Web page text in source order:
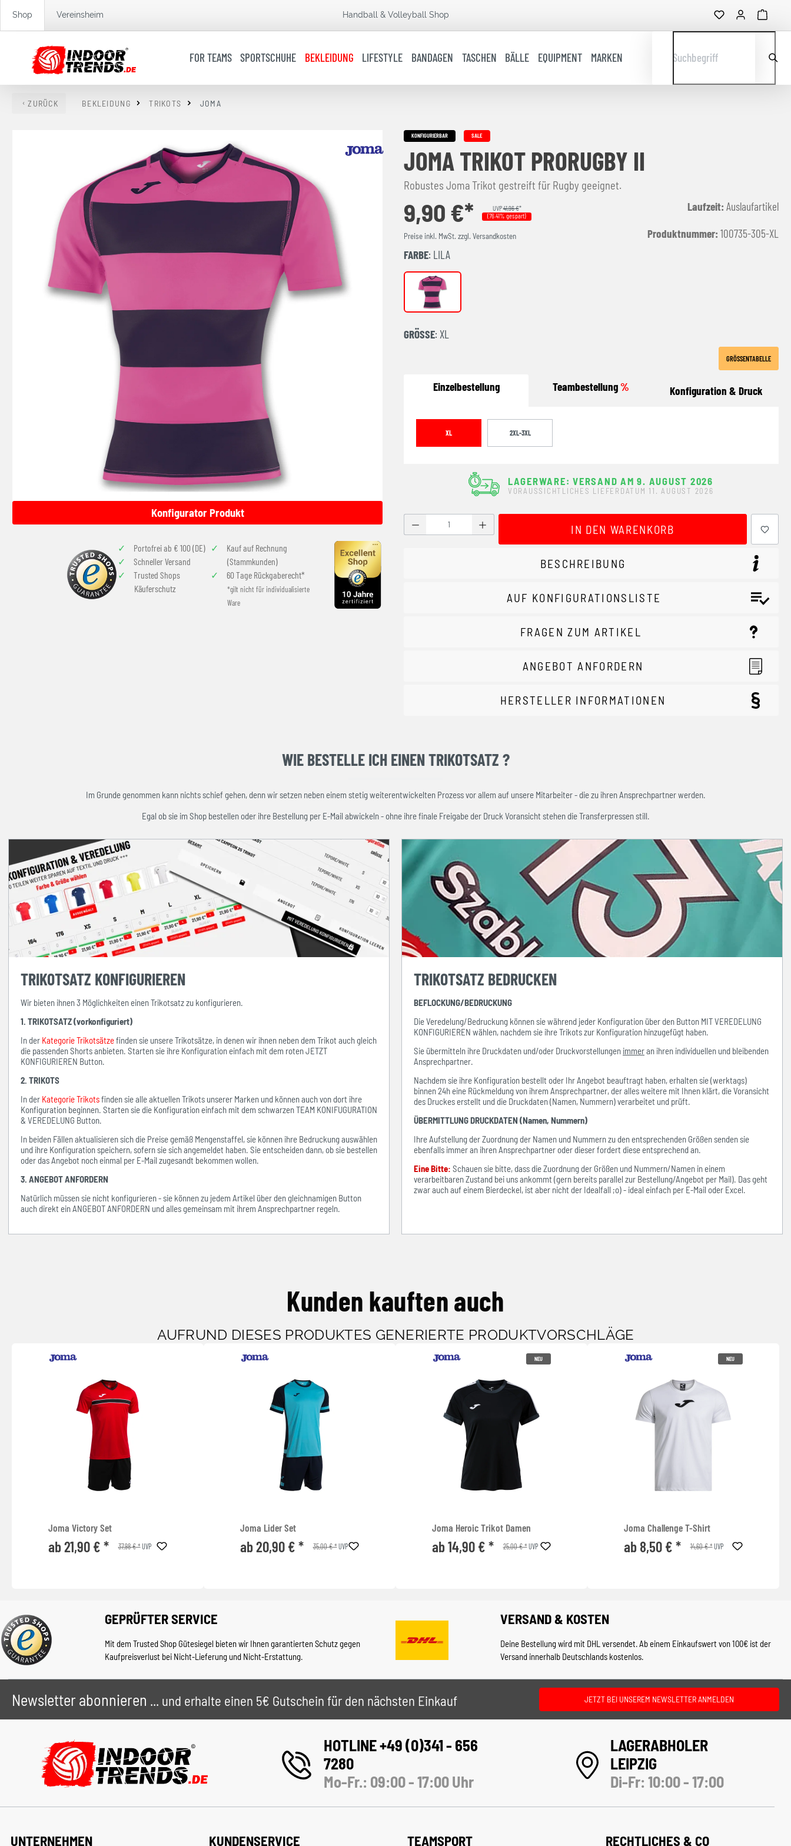
Zur Hauptnavigation springen
Shop Vereinsheim Handball & Volleyball Shop
FOR TEAMS SPORTSCHUHE BEKLEIDUNG LIFESTYLE BANDAGEN TASCHEN BÄLLE EQUIPMENT MARKEN Suchbegriff
ZURÜCK BEKLEIDUNG TRIKOTS JOMA
Konfigurator Produkt
Portofrei ab € 100 (DE)
Schneller Versand
Trusted Shops
Käuferschutz
Kauf auf Rechnung
(Stammkunden)
60 Tage Rückgaberecht*
*gilt nicht für individualisierte
Ware
KONFIGURIERBAR SALE
JOMA TRIKOT PRORUGBY II
Robustes Joma Trikot gestreift für Rugby geeignet.
9,90 €* UVP41,96 €*
(76.41% gespart)
Preise inkl. MwSt. zzgl. Versandkosten
Laufzeit: Auslaufartikel
Produktnummer: 100735-305-XL
FARBE: LILA
LILA
GRÖSSE : XL
GRÖSSENTABELLE
Einzelbestellung Teambestellung% Konfiguration & Druck
XL 2XL-3XL
LAGERWARE: VERSAND AM 9. AUGUST 2026
VORAUSSICHTLICHES LIEFERDATUM 11. AUGUST 2026
Produkt Anzahl: Gib den gewünschten Wert ein oder benutze die Schaltflächen
IN DEN WARENKORB
BESCHREIBUNG
AUF KONFIGURATIONSLISTE
FRAGEN ZUM ARTIKEL
ANGEBOT ANFORDERN
HERSTELLER INFORMATIONEN
WIE BESTELLE ICH EINEN TRIKOTSATZ ?
Im Grunde genommen kann nichts schief gehen, denn wir setzen neben einem stetig weiterentwickelten Prozess vor allem auf unsere Mitarbeiter - die zu ihren Ansprechpartner werden.
Egal ob sie im Shop bestellen oder ihre Bestellung per E-Mail abwickeln - ohne ihre finale Freigabe der Druck Voransicht stehen die Transferpressen still.
TRIKOTSATZ KONFIGURIEREN
Wir bieten ihnen 3 Möglichkeiten einen Trikotsatz zu konfigurieren.
1. TRIKOTSATZ (vorkonfiguriert)
In der Kategorie Trikotsätzefinden sie unsere Trikotsätze, in denen wir ihnen neben dem Trikot auch gleich
die passenden Shorts anbieten. Starten sie ihre Konfiguration einfach mit dem roten JETZT
KONFIGURIEREN Button.
2. TRIKOTS
In der Kategorie Trikotsfinden sie alle aktuellen Trikots unserer Marken und können auch von dort ihre
Konfiguration beginnen. Starten sie die Konfiguration einfach mit dem schwarzen TEAM KONIFUGURATION
& VEREDELUNG Button.
In beiden Fällen aktualisieren sich die Preise gemäß Mengenstaffel, sie können ihre Bedruckung auswählen
und ihre Konfiguration speichern, sofern sie sich angemeldet haben. Sie entscheiden dann, ob sie bestellen
oder das Angebot noch einmal per E-Mail zugesandt bekommen wollen.
3. ANGEBOT ANFORDERN
Natürlich müssen sie nicht konfigurieren - sie können zu jedem Artikel über den gleichnamigen Button
auch direkt ein ANGEBOT ANFORDERN und alles gemeinsam mit ihrem Ansprechpartner regeln.
TRIKOTSATZ BEDRUCKEN
BEFLOCKUNG/BEDRUCKUNG
Die Veredelung/Bedruckung können sie während jeder Konfiguration über den Button MIT VEREDELUNG
KONFIGURIEREN wählen, nachdem sie ihre Trikots zur Konfiguration hinzugefügt haben.
Sie übermitteln ihre Druckdaten und/oder Druckvorstellungen immeran ihren individuellen und bleibenden
Ansprechpartner.
Nachdem sie ihre Konfiguration bestellt oder Ihr Angebot beauftragt haben, erhalten sie (werktags)
binnen 24h eine Rückmeldung von ihrem Ansprechpartner, der alles weitere mit Ihnen klärt, die Voransicht
des Druckes erstellt und die Druckdaten (Namen, Nummern) verarbeitet und prüft.
ÜBERMITTLUNG DRUCKDATEN (Namen, Nummern)
Ihre Aufstellung der Zuordnung der Namen und Nummern zu den entsprechenden Größen senden sie
ebenfalls immer an ihren Ansprechpartner oder dieser fordert diese entsprechend an.
Eine Bitte: Schauen sie bitte, dass die Zuordnung der Größen und Nummern/Namen in einem
verarbeitbaren Zustand bei uns ankommt (gern bereits parallel zur Bestellung/Angebot per Mail). Das geht
zwar auch auf einem Bierdeckel, ist aber nicht der Idealfall ;o) - ideal einfach per E-Mail oder Excel.
Kunden kauften auch
AUFRUND DIESES PRODUKTES GENERIERTE PRODUKTVORSCHLÄGE
Joma Victory Set
ab 21,90 € * 37,98 € *UVP
Joma Lider Set
ab 20,90 € * 35,00 € *UVP
NEU
Joma Heroic Trikot Damen
ab 14,90 € * 25,00 € *UVP
NEU
Joma Challenge T-Shirt
ab 8,50 € * 14,60 € *UVP
GEPRÜFTER SERVICE
Mit dem Trusted Shop Gütesiegel bieten wir Ihnen garantierten Schutz gegen
Kaufpreisverlust bei Nicht-Lieferung und Nicht-Erstattung.
VERSAND & KOSTEN
Deine Bestellung wird mit DHL versendet. Ab einem Einkaufswert von 100€ ist der
Versand innerhalb Deutschlands kostenlos.
Newsletter abonnieren ... und erhalte einen 5€ Gutschein für den nächsten Einkauf JETZT BEI UNSEREM NEWSLETTER ANMELDEN
HOTLINE +49 (0)341 - 656
7280
Mo-Fr.: 09:00 - 17:00 Uhr
LAGERABHOLER
LEIPZIG
Di-Fr: 10:00 - 17:00
UNTERNEHMEN KUNDENSERVICE TEAMSPORT RECHTLICHES & CO